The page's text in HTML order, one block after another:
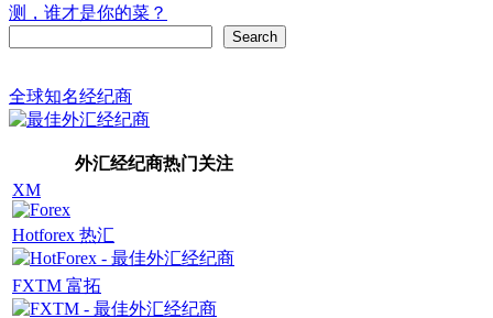
测，谁才是你的菜？
Search
全球知名经纪商
外汇经纪商热门关注
XM
Hotforex 热汇
FXTM 富拓